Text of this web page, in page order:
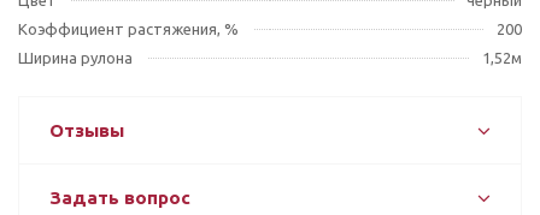
Коэффициент растяжения, %
200
Ширина рулона
1,52м
Отзывы
Задать вопрос